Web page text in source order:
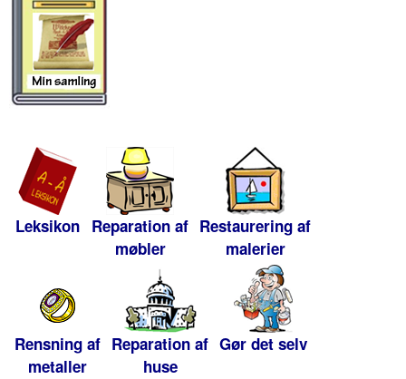
Leksikon Reparation af
møbler
Restaurering af
malerier
Rensning af
metaller
Reparation af
huse
Gør det selv